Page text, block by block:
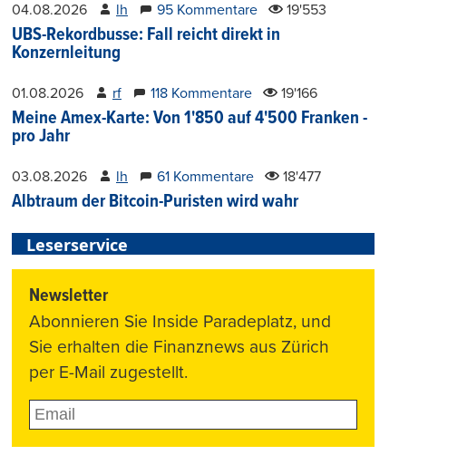
04.08.2026 lh 95 Kommentare 19'553
UBS-Rekordbusse: Fall reicht direkt in
Konzernleitung
01.08.2026 rf 118 Kommentare 19'166
Meine Amex-Karte: Von 1'850 auf 4'500 Franken -
pro Jahr
03.08.2026 lh 61 Kommentare 18'477
Albtraum der Bitcoin-Puristen wird wahr
Leserservice
Newsletter
Abonnieren Sie Inside Paradeplatz, und
Sie erhalten die Finanznews aus Zürich
per E-Mail zugestellt.